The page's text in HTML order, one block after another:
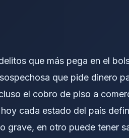
que más pega en el
que pide dinero
el cobro de piso a
cada estado del país
grave, en otro puede tener